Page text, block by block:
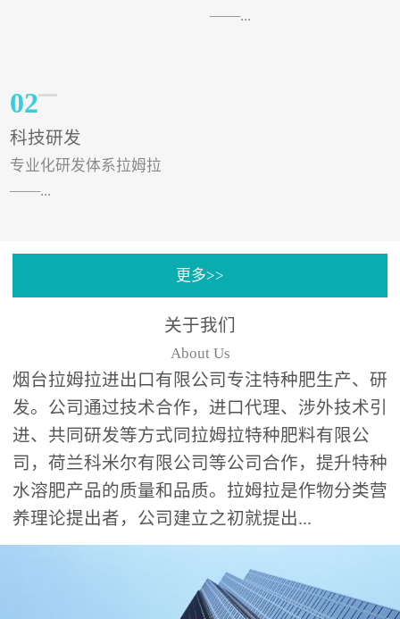
——...
02
科技研发
专业化研发体系拉姆拉
——...
分中心”的科研开发系统，
更多>>
关于我们
About Us
烟台拉姆拉进出口有限公司专注特种肥生产、研
发。公司通过技术合作，进口代理、涉外技术引
进、共同研发等方式同拉姆拉特种肥料有限公
司，荷兰科米尔有限公司等公司合作，提升特种
水溶肥产品的质量和品质。拉姆拉是作物分类营
养理论提出者，公司建立之初就提出...